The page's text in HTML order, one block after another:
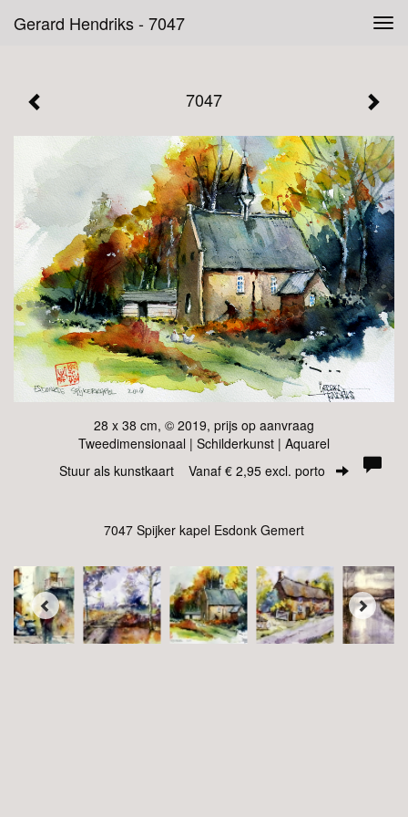
Gerard Hendriks - 7047
7047
28 x 38 cm, © 2019, prijs op aanvraag
Tweedimensionaal | Schilderkunst | Aquarel
Stuur als kunstkaart Vanaf € 2,95 excl. porto
7047 Spijker kapel Esdonk Gemert